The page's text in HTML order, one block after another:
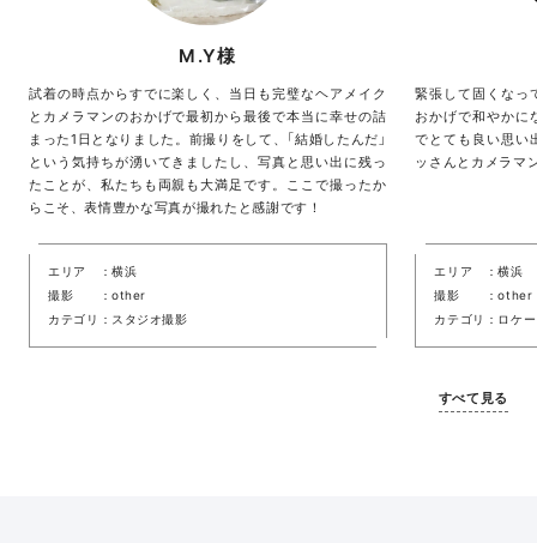
M.Y様
試着の時点からすでに楽しく、当日も完璧なヘアメイク
とカメラマンのおかげで最初から最後で本当に幸せの詰
まった1日となりました。前撮りをして、「結婚したんだ」
という気持ちが湧いてきましたし、写真と思い出に残っ
たことが、私たちも両親も大満足です。ここで撮ったか
らこそ、表情豊かな写真が撮れたと感謝です！
エリア
横浜
撮影
other
カテゴリ
スタジオ撮影
緊張して固くなっ
おかげで和やかに
でとても良い思い
ッさんとカメラマ
エリア
横浜
撮影
other
カテゴリ
ロケ
すべて見る